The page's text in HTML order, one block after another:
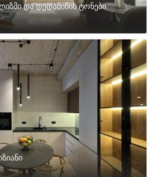
და დედამიწის ტონები